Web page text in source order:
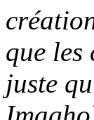
que les
juste